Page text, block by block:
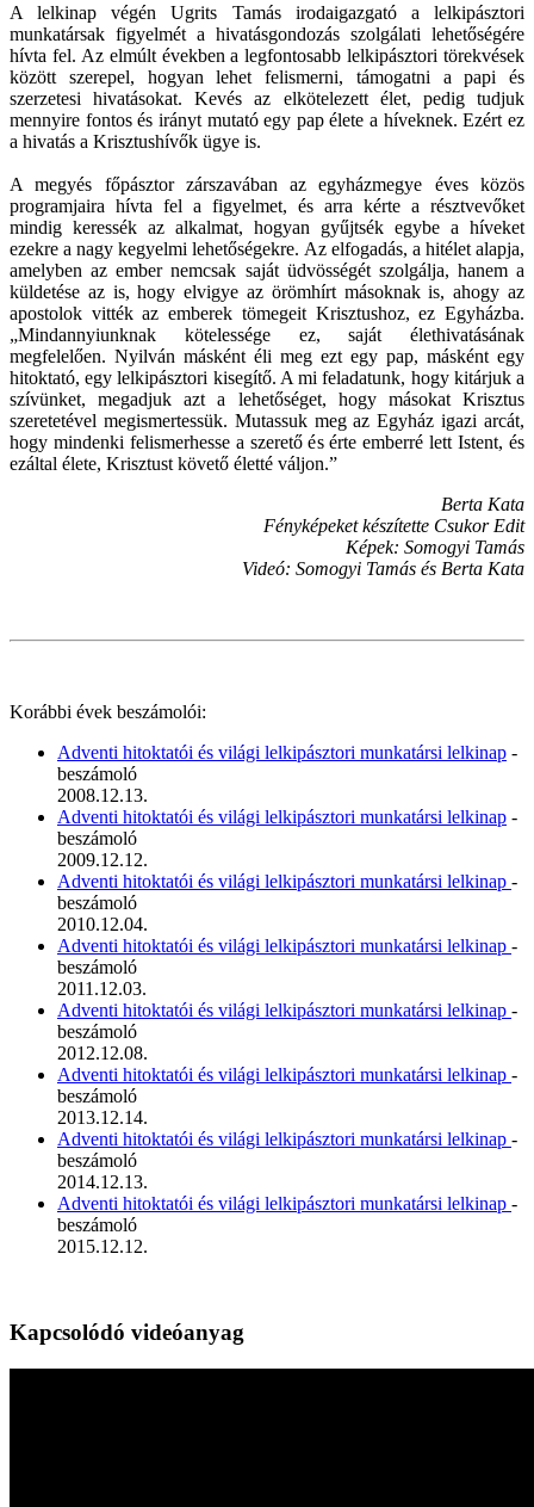
A lelkinap végén Ugrits Tamás irodaigazgató a lelkipásztori
munkatársak figyelmét a hivatásgondozás szolgálati lehetőségére
hívta fel. Az elmúlt években a legfontosabb lelkipásztori törekvések
között szerepel, hogyan lehet felismerni, támogatni a papi és
szerzetesi hivatásokat. Kevés az elkötelezett élet, pedig tudjuk
mennyire fontos és irányt mutató egy pap élete a híveknek. Ezért ez
a hivatás a Krisztushívők ügye is.
A megyés főpásztor zárszavában az egyházmegye éves közös
programjaira hívta fel a figyelmet, és arra kérte a résztvevőket
mindig keressék az alkalmat, hogyan gyűjtsék egybe a híveket
ezekre a nagy kegyelmi lehetőségekre. Az elfogadás, a hitélet alapja,
amelyben az ember nemcsak saját üdvösségét szolgálja, hanem a
küldetése az is, hogy elvigye az örömhírt másoknak is, ahogy az
apostolok vitték az emberek tömegeit Krisztushoz, ez Egyházba.
„Mindannyiunknak kötelessége ez, saját élethivatásának
megfelelően. Nyilván másként éli meg ezt egy pap, másként egy
hitoktató, egy lelkipásztori kisegítő. A mi feladatunk, hogy kitárjuk a
szívünket, megadjuk azt a lehetőséget, hogy másokat Krisztus
szeretetével megismertessük. Mutassuk meg az Egyház igazi arcát,
hogy mindenki felismerhesse a szerető és érte emberré lett Istent, és
ezáltal élete, Krisztust követő életté váljon.”
Berta Kata
Fényképeket készítette Csukor Edit
Képek: Somogyi Tamás
Videó: Somogyi Tamás és Berta Kata
Korábbi évek beszámolói:
Adventi hitoktatói és világi lelkipásztori munkatársi lelkinap -
beszámoló
2008.12.13.
Adventi hitoktatói és világi lelkipásztori munkatársi lelkinap -
beszámoló
2009.12.12.
Adventi hitoktatói és világi lelkipásztori munkatársi lelkinap -
beszámoló
2010.12.04.
Adventi hitoktatói és világi lelkipásztori munkatársi lelkinap -
beszámoló
2011.12.03.
Adventi hitoktatói és világi lelkipásztori munkatársi lelkinap -
beszámoló
2012.12.08.
Adventi hitoktatói és világi lelkipásztori munkatársi lelkinap -
beszámoló
2013.12.14.
Adventi hitoktatói és világi lelkipásztori munkatársi lelkinap -
beszámoló
2014.12.13.
Adventi hitoktatói és világi lelkipásztori munkatársi lelkinap -
beszámoló
2015.12.12.
Kapcsolódó videóanyag